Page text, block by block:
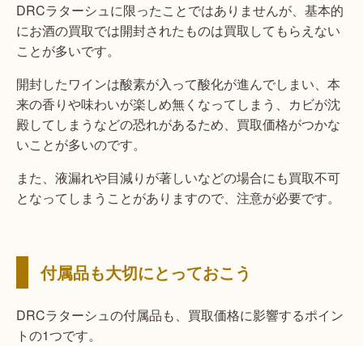
DRCラターシュに限ったことではありませんが、基本的
にお酒の買取では開封されたものは買取してもらえない
ことが多いです。
開封したワインは酸素が入って酸化が進んでしまい、本
来の香りや味わいが楽しめ無くなってしまう、カビが沈
殿してしまうなどの恐れがあるため、買取価格がつかな
いことが多いのです。
また、液漏れや目減りが著しいなどの場合にも買取不可
となってしまうことがありますので、注意が必要です。
付属品も大切にとっておこう
DRCラターシュの付属品も、買取価格に影響するポイン
トの1つです。